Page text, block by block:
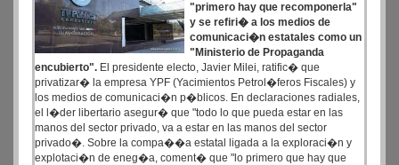
"primero hay que recomponerla"
y se refiri� a los medios de
comunicaci�n estatales como un
"Ministerio de Propaganda
encubierto". El presidente electo, Javier Milei, ratific� que
privatizar� la empresa YPF (Yacimientos Petrol�feros Fiscales) y
los medios de comunicaci�n p�blicos. En declaraciones radiales,
el l�der libertario asegur� que "todo lo que pueda estar en las
manos del sector privado, va a estar en las manos del sector
privado�. Sobre la compa��a estatal ligada a la exploraci�n y
explotaci�n de eneg�a, coment� que "lo primero que hay que